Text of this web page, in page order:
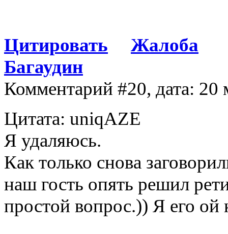
Цитировать
Жалоба
Багаудин
Комментарий #20, дата: 20
Цитата: uniqAZE
Я удаляюсь.
Как только снова
наш гость опять решил
простой вопрос.)) Я его